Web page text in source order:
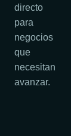
directo
para
negocios
que
necesitan
avanzar.